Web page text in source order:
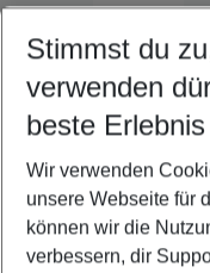
Quicklinks
Flug & Hotel
Pauschalreisen
Familienurlaub
Stimmst du
verwenden
beste
Wir verwenden
unsere Webseite für
können wir die
verbessern, dir